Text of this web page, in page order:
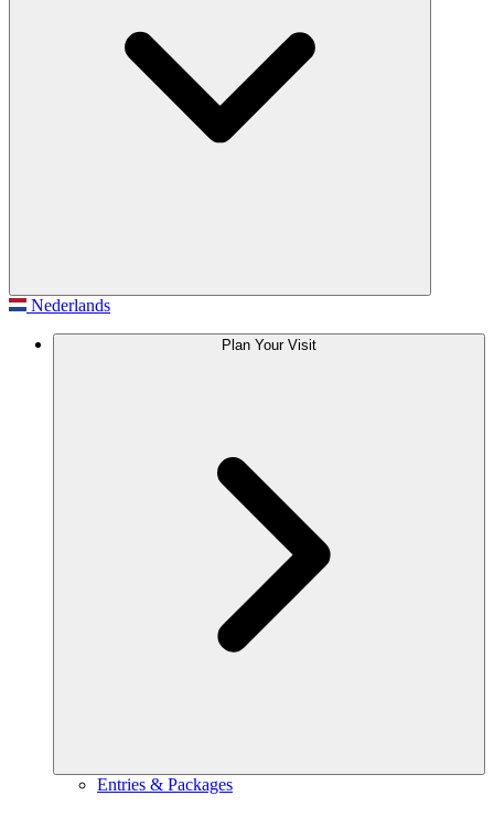
Nederlands
Plan Your Visit
Entries & Packages